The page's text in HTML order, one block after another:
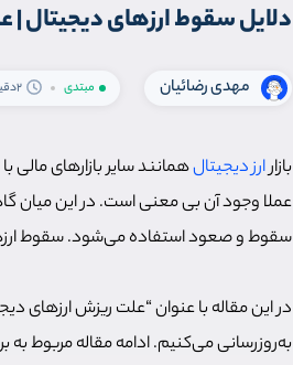
دلایل سقوط ارزهای دیجیتال
مهدی رضائیان مبتدی 2دقیقه
بازارارز دیجیتالهمانند سایر بازارهای
عملا وجود آن بی معنی است. در این میان
سقوط و صعود استفاده می‌شود. سقوط
در این مقاله با عنوان “علت ریزش ارزهای
به‌روزرسانی می‌کنیم. ادامه مقاله مربوط